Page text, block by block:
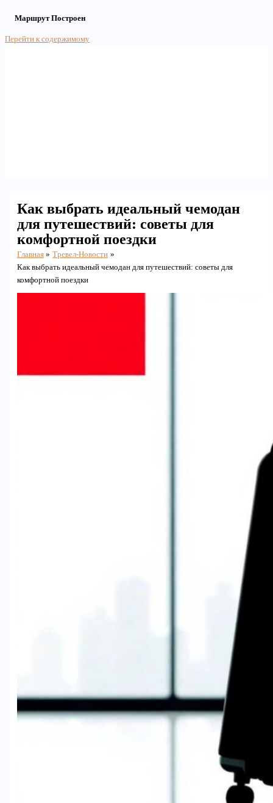
Маршрут Построен
Перейти к содержимому
Как выбрать идеальный чемодан
для путешествий: советы для
комфортной поездки
Главная
Тревел-Новости
Как выбрать идеальный чемодан для путешествий: советы для
комфортной поездки